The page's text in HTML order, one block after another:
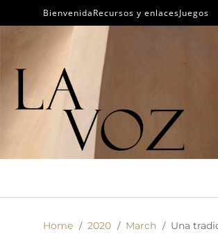
BienvenidaRecursos y enlacesJuegos
Home 2020 March Una